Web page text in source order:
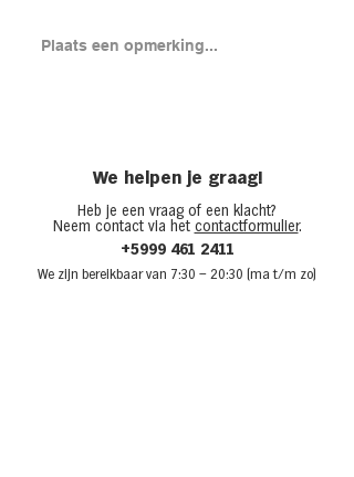
Plaats een opmerking...
We helpen je graag!
Heb je een vraag of een klacht?
Neem contact via het contactformulier.
+5999 461 2411
We zijn bereikbaar van 7:30 – 20:30 (ma t/m zo)